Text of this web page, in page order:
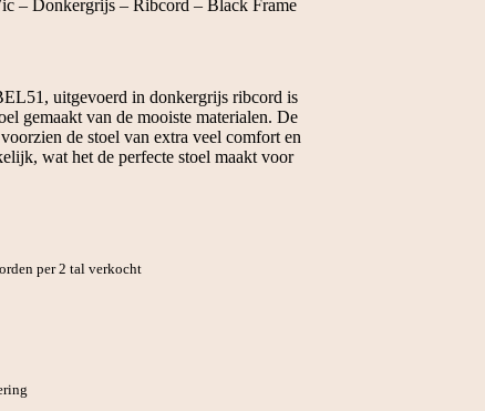
– Donkergrijs – Ribcord – Black Frame
uitgevoerd in donkergrijs ribcord is
gemaakt van de mooiste materialen. De
de stoel van extra veel comfort en
wat het de perfecte stoel maakt voor
per 2 tal verkocht